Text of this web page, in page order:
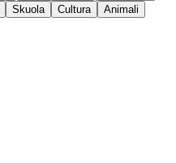
Skuola Cultura
Animali